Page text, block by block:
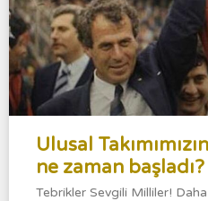
Ulusal
ne zaman başladı?
Tebrikler Sevgili Milliler!